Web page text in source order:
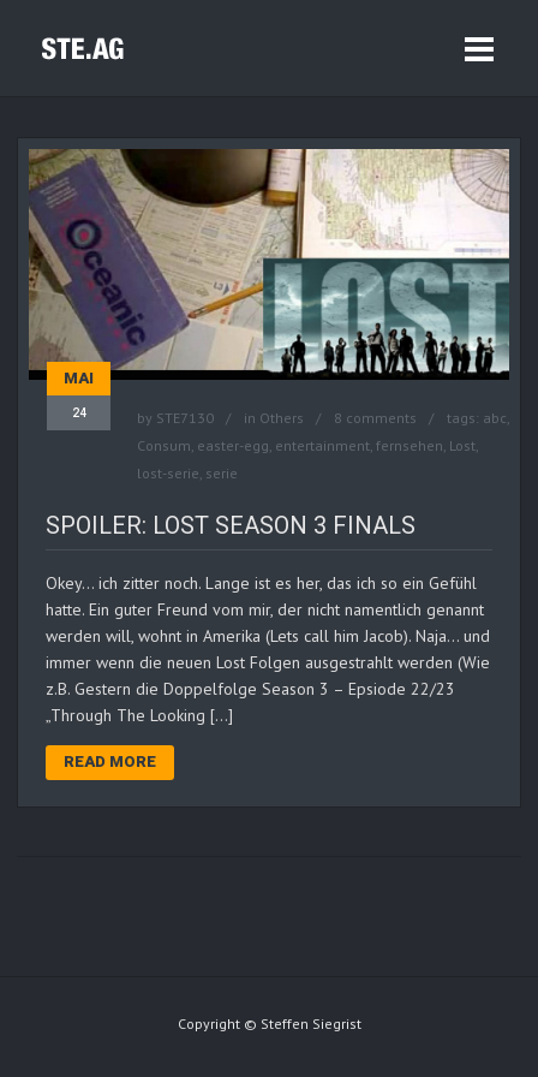
MAI
24 by STE7130 in Others 8 comments tags: abc,
Consum, easter-egg, entertainment, fernsehen, Lost,
lost-serie, serie
SPOILER: LOST SEASON 3 FINALS
Okey… ich zitter noch. Lange ist es her, das ich so ein Gefühl
hatte. Ein guter Freund vom mir, der nicht namentlich genannt
werden will, wohnt in Amerika (Lets call him Jacob). Naja… und
immer wenn die neuen Lost Folgen ausgestrahlt werden (Wie
z.B. Gestern die Doppelfolge Season 3 – Epsiode 22/23
„Through The Looking […]
READ MORE
Copyright © Steffen Siegrist